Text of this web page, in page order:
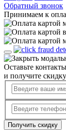
Обратный звонок
Принимаем к
Оставьте контакты
и получите скидку